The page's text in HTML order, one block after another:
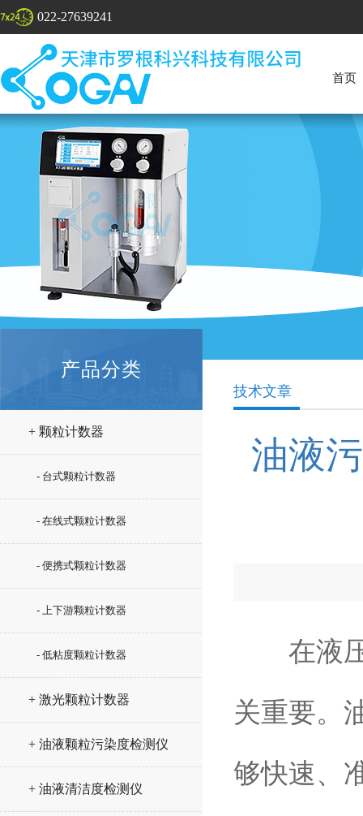
022-27639241
首页
产品分类
+ 颗粒计数器
- 台式颗粒计数器
- 在线式颗粒计数器
- 便携式颗粒计数器
- 上下游颗粒计数器
- 低粘度颗粒计数器
+ 激光颗粒计数器
+ 油液颗粒污染度检测仪
+ 油液清洁度检测仪
技术文章
油液
在液压
关重要。
够快速、